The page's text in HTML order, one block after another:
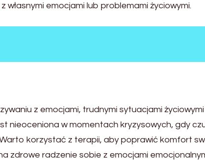
własnymi emocjami lub problemami życiowymi.
z emocjami, trudnymi sytuacjami
nieoceniona w momentach kryzysowych, gdy
korzystać z terapii, aby poprawić komfort
zdrowe radzenie sobie z emocjami